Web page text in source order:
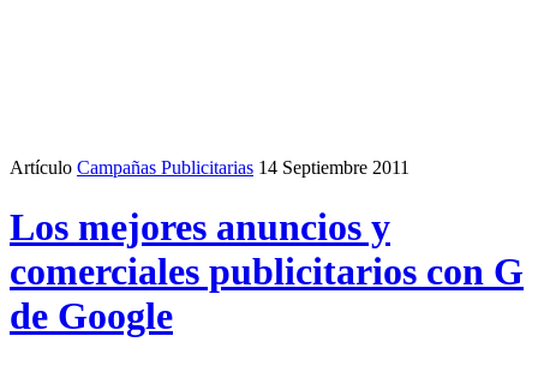
Artículo Campañas Publicitarias 14 Septiembre 2011
Los mejores anuncios y
comerciales publicitarios con G
de Google